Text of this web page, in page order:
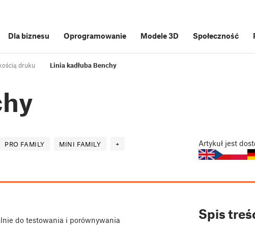
Dla biznesu Oprogramowanie Modele 3D Społeczność
druku Linia kadłuba Benchy
PRO FAMILY MINI FAMILY + Artykuł jest
do testowania i porównywania
Spis